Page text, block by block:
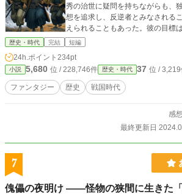
秀の治世に疑問を持ちながらも、
想を追求し、反逆者とみなされる
えられることもあった。彼の目標
代を創ることにあった。物語は信
は、斎藤道三、明智光秀、羽柴秀
いった時代の英傑たちとの交流と
を形成する。この物語は、信長の
ものである。
歴史・時代 完結 短編
24h.ポイント 234pt
小説 5,680 位 / 228,746件 歴史・時代 37 位 /
ファンタジー 歴史 戦国時代
感
最終更新日
7
傀儡の夜明け ――怪物の狭間に生きた